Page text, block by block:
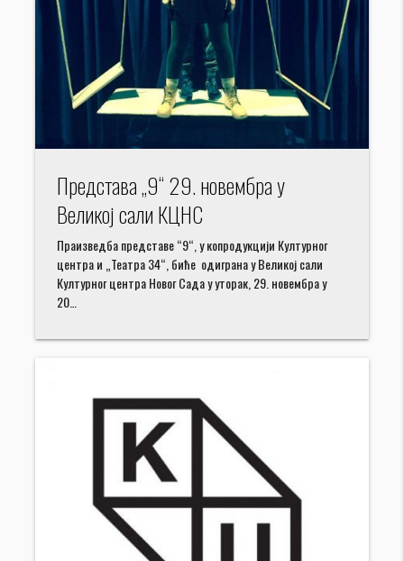
Представа „9“ 29. новембра у
Великој сали КЦНС
Праизведба представе “9“, у копродукцији Културног
центра и „Театра 34“, биће одиграна у Великој сали
Културног центра Новог Сада у уторак, 29. новембра у
20…